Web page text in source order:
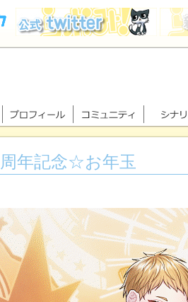
周年記念☆お年玉